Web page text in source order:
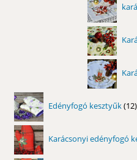
Edényfogó kesztyűk 12
Karácsonyi edényfogó